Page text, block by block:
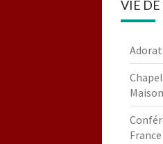
VIE DE
France